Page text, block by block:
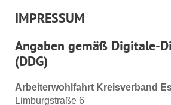
IMPRESSUM
Angaben gemäß Digitale-
(DDG)
Arbeiterwohlfahrt Kreisverband
Limburgstraße 6